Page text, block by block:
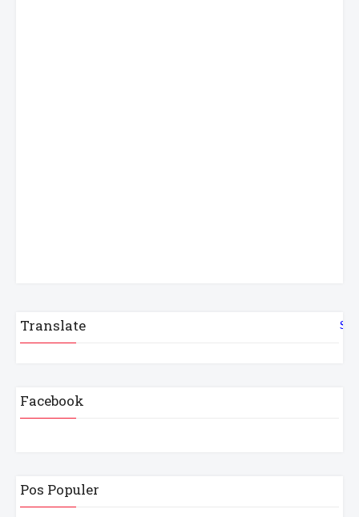
Translate
Facebook
Pos Populer